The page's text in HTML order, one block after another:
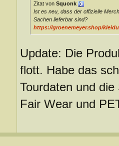
Zitat von Squonk
Ist es neu, dass der offizielle
Sachen lieferbar sind?
https://groenemeyer.shop/
Update: Die
flott. Habe das
Tourdaten und
Fair Wear und